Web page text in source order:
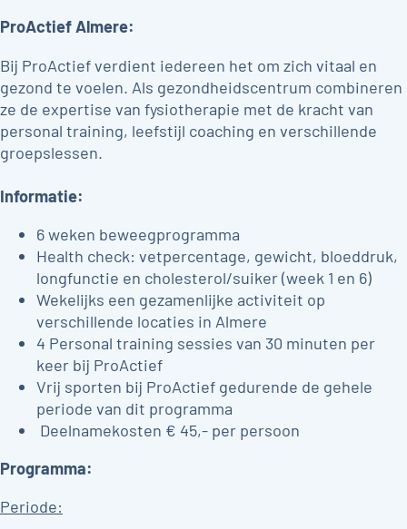
ProActief Almere:
Bij ProActief verdient iedereen het om zich vitaal en
gezond te voelen. Als gezondheidscentrum combineren
ze de expertise van fysiotherapie met de kracht van
personal training, leefstijl coaching en verschillende
groepslessen.
Informatie:
6 weken beweegprogramma
Health check: vetpercentage, gewicht, bloeddruk,
longfunctie en cholesterol/suiker (week 1 en 6)
Wekelijks een gezamenlijke activiteit op
verschillende locaties in Almere
4 Personal training sessies van 30 minuten per
keer bij ProActief
Vrij sporten bij ProActief gedurende de gehele
periode van dit programma
Deelnamekosten € 45,- per persoon
Programma:
Periode: